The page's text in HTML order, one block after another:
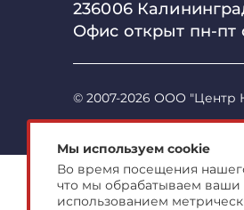
236006
Офис открыт пн-пт
© 2007-2026 ООО "Центр
Мы используем cookie
Во время посещения
что мы обрабатываем
использованием